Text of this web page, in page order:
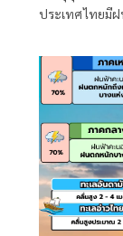
ประเทศไทยมี